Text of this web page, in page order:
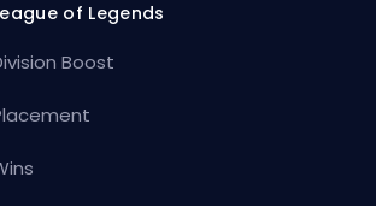
of Legends
Boost